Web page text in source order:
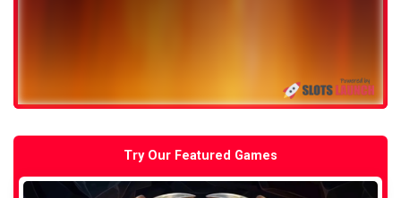
Try Our Featured Games